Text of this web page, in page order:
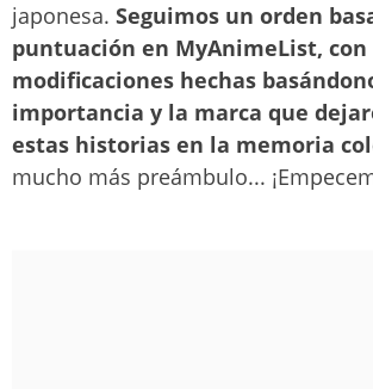
japonesa. Seguimos un orden
puntuación en MyAnimeList, con
modificaciones hechas
importancia y la marca que
estas historias en la memoria
mucho más preámbulo...